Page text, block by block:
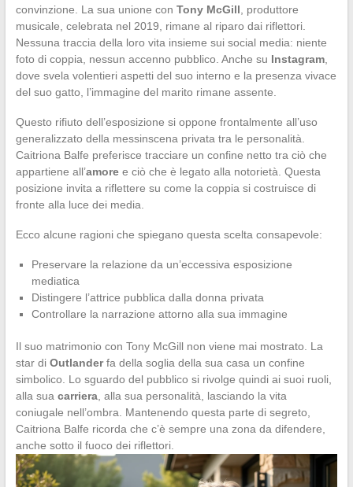
convinzione. La sua unione con Tony McGill , produttore
musicale, celebrata nel 2019, rimane al riparo dai riflettori.
Nessuna traccia della loro vita insieme sui social media: niente
foto di coppia, nessun accenno pubblico. Anche su Instagram,
dove svela volentieri aspetti del suo interno e la presenza vivace
del suo gatto, l’immagine del marito rimane assente.
Questo rifiuto dell’esposizione si oppone frontalmente all’uso
generalizzato della messinscena privata tra le personalità.
Caitriona Balfe preferisce tracciare un confine netto tra ciò che
appartiene all’amoree ciò che è legato alla notorietà. Questa
posizione invita a riflettere su come la coppia si costruisce di
fronte alla luce dei media.
Ecco alcune ragioni che spiegano questa scelta consapevole:
Preservare la relazione da un’eccessiva esposizione
mediatica
Distingere l’attrice pubblica dalla donna privata
Controllare la narrazione attorno alla sua immagine
Il suo matrimonio con Tony McGill non viene mai mostrato. La
star di Outlanderfa della soglia della sua casa un confine
simbolico. Lo sguardo del pubblico si rivolge quindi ai suoi ruoli,
alla sua carriera, alla sua personalità, lasciando la vita
coniugale nell’ombra. Mantenendo questa parte di segreto,
Caitriona Balfe ricorda che c’è sempre una zona da difendere,
anche sotto il fuoco dei riflettori.